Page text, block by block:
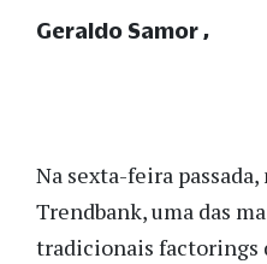
Na sexta-feira
Trendbank, uma das
tradicionais factorings
Geraldo Samor